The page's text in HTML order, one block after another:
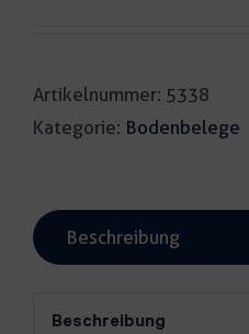
Artikelnummer: 5338
Kategorie: Bodenbelege
Beschreibung
Beschreibung